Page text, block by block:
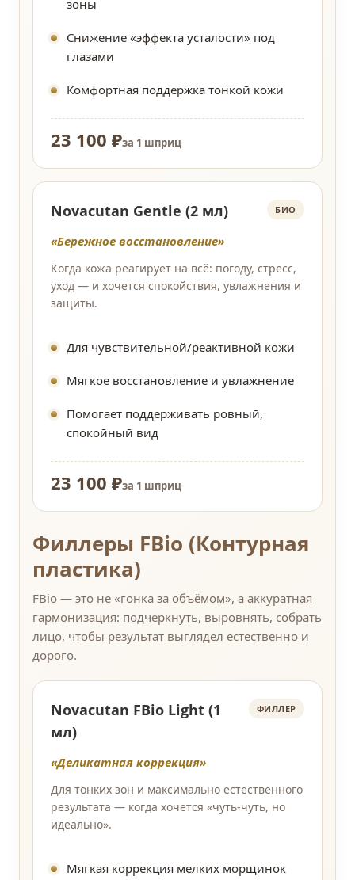
зоны
Снижение «эффекта усталости» под
глазами
Комфортная поддержка тонкой кожи
23 100 ₽за 1 шприц
Novacutan Gentle (2 мл) БИО
«Бережное восстановление»
Когда кожа реагирует на всё: погоду, стресс,
уход — и хочется спокойствия, увлажнения и
защиты.
Для чувствительной/реактивной кожи
Мягкое восстановление и увлажнение
Помогает поддерживать ровный,
спокойный вид
23 100 ₽за 1 шприц
Филлеры FBio (Контурная
пластика)
FBio — это не «гонка за объёмом», а аккуратная
гармонизация: подчеркнуть, выровнять, собрать
лицо, чтобы результат выглядел естественно и
дорого.
Novacutan FBio Light (1
мл)
ФИЛЛЕР
«Деликатная коррекция»
Для тонких зон и максимально естественного
результата — когда хочется «чуть-чуть, но
идеально».
Мягкая коррекция мелких морщинок